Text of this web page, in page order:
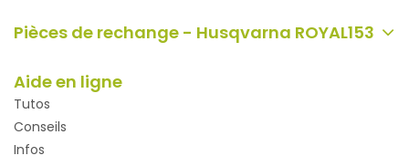
Pièces de rechange - Husqvarna ROYAL153
Aide en ligne
Tutos
Conseils
Infos